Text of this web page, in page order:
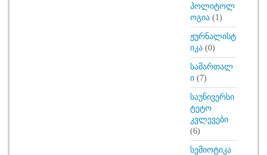
პოლიტოლ
ოგია(1)
ჟურნალისტ
იკა(0)
სამართალ
ი(7)
საუნივერსი
ტეტო
კვლევები
(6)
სემიოტიკა